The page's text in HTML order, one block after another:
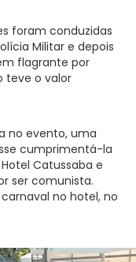
foram conduzidas
Militar e depois
flagrante por
teve o valor
no evento, uma
cumprimentá-la
Catussaba e
ser comunista.
no hotel, no